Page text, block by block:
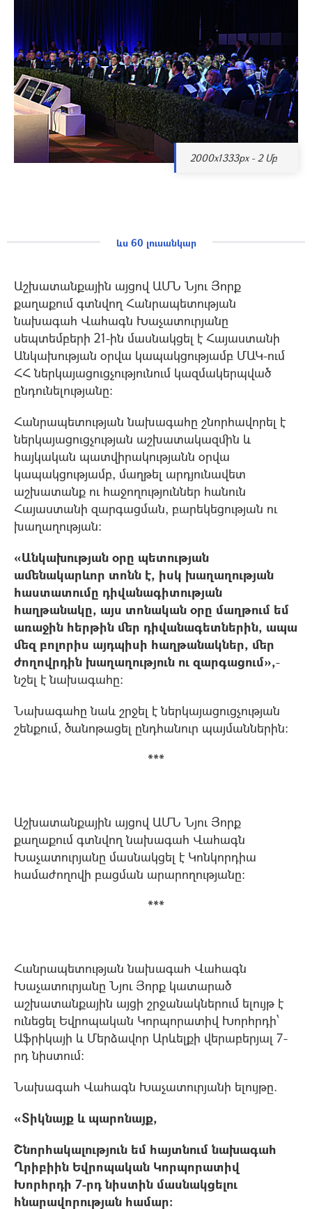
2000x1333px - 2 Մբ
ևս 60 լուսանկար
Աշխատանքային այցով ԱՄՆ Նյու Յորք
քաղաքում գտնվող Հանրապետության
նախագահ Վահագն Խաչատուրյանը
սեպտեմբերի 21-ին մասնակցել է Հայաստանի
Անկախության օրվա կապակցությամբ ՄԱԿ-ում
ՀՀ ներկայացուցչությունում կազմակերպված
ընդունելությանը։
Հանրապետության նախագահը շնորհավորել է
ներկայացուցչության աշխատակազմին և
հայկական պատվիրակությանն օրվա
կապակցությամբ, մաղթել արդյունավետ
աշխատանք ու հաջողություններ հանուն
Հայաստանի զարգացման, բարեկեցության ու
խաղաղության:
«Անկախության օրը պետության
ամենակարևոր տոնն է, իսկ խաղաղության
հաստատումը դիվանագիտության
հաղթանակը, այս տոնական օրը մաղթում եմ
առաջին հերթին մեր դիվանագետներին, ապա
մեզ բոլորիս այդպիսի հաղթանակներ, մեր
ժողովրդին խաղաղություն ու զարգացում»,-
նշել է նախագահը։
Նախագահը նաև շրջել է ներկայացուցչության
շենքում, ծանոթացել ընդհանուր պայմաններին։
***
Աշխատանքային այցով ԱՄՆ Նյու Յորք
քաղաքում գտնվող նախագահ Վահագն
Խաչատուրյանը մասնակցել է Կոնկորդիա
համաժողովի բացման արարողությանը:
***
Հանրապետության նախագահ Վահագն
Խաչատուրյանը Նյու Յորք կատարած
աշխատանքային այցի շրջանակներում ելույթ է
ունեցել Եվրոպական Կորպորատիվ Խորհրդի՝
Աֆրիկայի և Մերձավոր Արևելքի վերաբերյալ 7-
րդ նիստում:
Նախագահ Վահագն Խաչատուրյանի ելույթը.
«Տիկնայք և պարոնայք,
Շնորհակալություն եմ հայտնում նախագահ
Ղրիբիին Եվրոպական Կորպորատիվ
Խորհրդի 7-րդ նիստին մասնակցելու
հնարավորության համար: